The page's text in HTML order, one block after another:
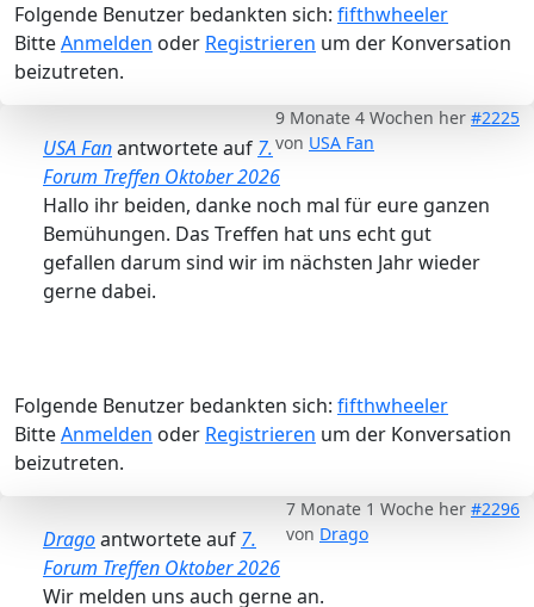
Folgende Benutzer bedankten sich: fifthwheeler
BitteAnmelden oder Registrieren um der Konversation
beizutreten.
9 Monate 4 Wochen her #2225
von USA Fan
USA Fanantwortete auf 7.
Forum Treffen Oktober 2026
Hallo ihr beiden, danke noch mal für eure ganzen
Bemühungen. Das Treffen hat uns echt gut
gefallen darum sind wir im nächsten Jahr wieder
gerne dabei.
Folgende Benutzer bedankten sich: fifthwheeler
BitteAnmelden oder Registrieren um der Konversation
beizutreten.
7 Monate 1 Woche her #2296
von Drago
Dragoantwortete auf 7.
Forum Treffen Oktober 2026
Wir melden uns auch gerne an.